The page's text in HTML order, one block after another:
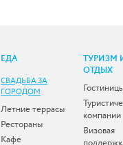
ЕДА
СВАДЬБА ЗА
ГОРОДОМ
Летние террасы
Рестораны
Кафе
ТУРИЗМ
ОТДЫХ
компании
Визовая